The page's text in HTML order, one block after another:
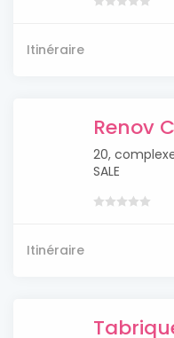
Itinéraire
Renov
20,
SALE
Itinéraire